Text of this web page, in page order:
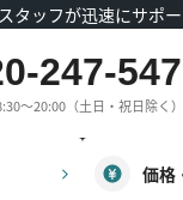
タッフが迅速にサポー
247-547
～20:00（土日・祝日除く）
価格